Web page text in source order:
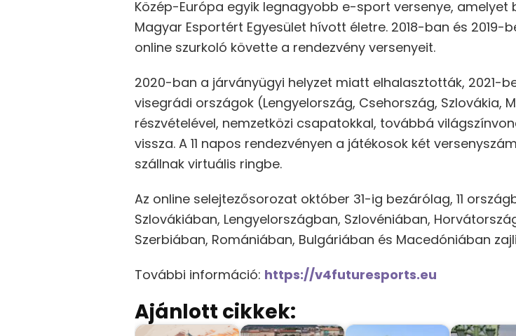
Közép-Európa egyik legnagyobb e-sport versenye, amelyet
Magyar Esportért Egyesület hívott életre. 2018-ban és
online szurkoló követte a rendezvény versenyeit.
2020-ban a járványügyi helyzet miatt elhalasztották, 2021-
visegrádi országok (Lengyelország, Csehország,
részvételével, nemzetközi csapatokkal, továbbá
vissza. A 11 napos rendezvényen a játékosok két
szállnak virtuális ringbe.
Az online selejtezősorozat október 31-ig bezárólag, 11
Szlovákiában, Lengyelországban, Szlovéniában,
Szerbiában, Romániában, Bulgáriában és Macedóniában
További információ: https://v4futuresports.eu
Ajánlott cikkek: